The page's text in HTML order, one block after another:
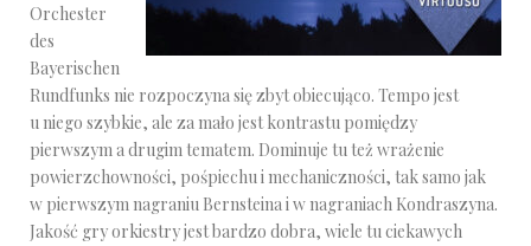
Orchester
des
Bayerischen
Rundfunks nie rozpoczyna się zbyt obiecująco. Tempo jest
u niego szybkie, ale za mało jest kontrastu pomiędzy
pierwszym a drugim tematem. Dominuje tu też wrażenie
powierzchowności, pośpiechu i mechaniczności, tak samo jak
w pierwszym nagraniu Bernsteina i w nagraniach Kondraszyna.
Jakość gry orkiestry jest bardzo dobra, wiele tu ciekawych